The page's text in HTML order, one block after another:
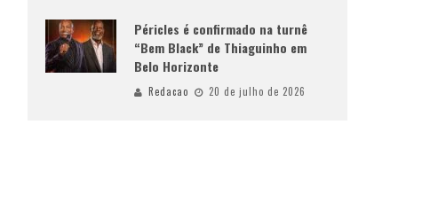
Péricles é confirmado na turnê
“Bem Black” de Thiaguinho em
Belo Horizonte
Redacao 20 de julho de 2026